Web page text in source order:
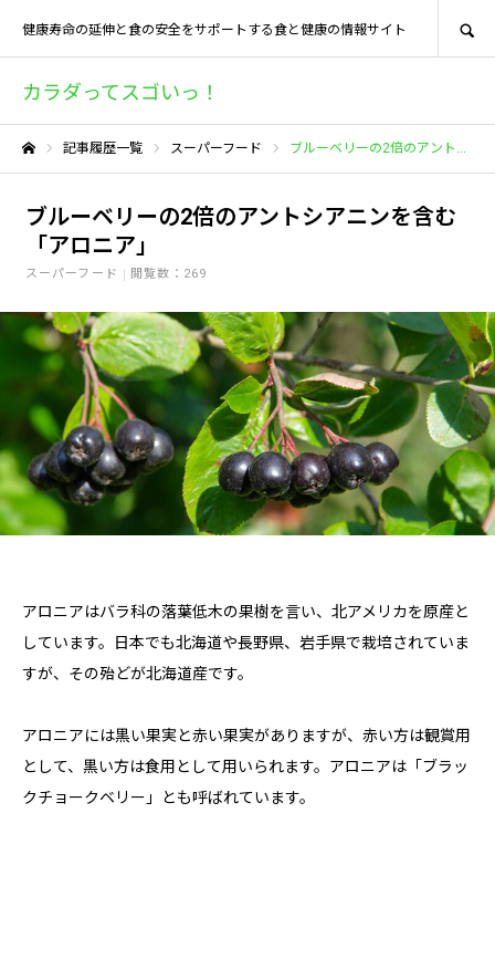
カラダってスゴいっ！
健康寿命の延伸と食の安全をサポートする食と健康の情報サイト
記事履歴一覧 スーパーフード ブルーベリーの2倍のアントシアニンを含む「アロニア」
ブルーベリーの2倍のアントシアニンを含む
「アロニア」
スーパーフード 閲覧数：269
アロニアはバラ科の落葉低木の果樹を言い、北アメリカを原産と
しています。日本でも北海道や長野県、岩手県で栽培されていま
すが、その殆どが北海道産です。
アロニアには黒い果実と赤い果実がありますが、赤い方は観賞用
として、黒い方は食用として用いられます。アロニアは「ブラッ
クチョークベリー」とも呼ばれています。